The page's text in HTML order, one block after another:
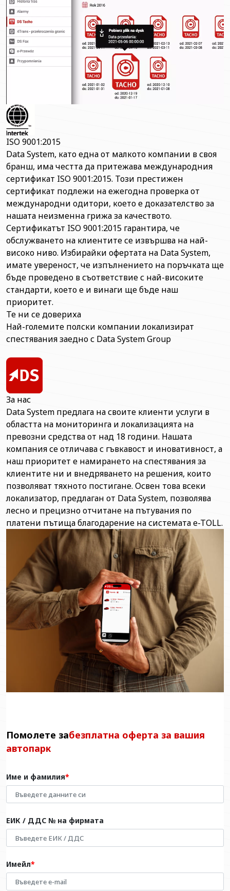
ISO 9001:2015
Data System, като една от малкото компании в своя
бранш, има честта да притежава международния
сертификат ISO 9001:2015. Този престижен
сертификат подлежи на ежегодна проверка от
международни одитори, което е доказателство за
нашата неизменна грижа за качеството.
Сертификатът ISO 9001:2015 гарантира, че
обслужването на клиентите се извършва на най-
високо ниво. Избирайки офертата на Data System,
имате увереност, че изпълнението на поръчката ще
бъде проведено в съответствие с най-високите
стандарти, което е и винаги ще бъде наш
приоритет.
Те ни се довериха
Най-големите полски компании локализират
спестявания заедно с Data System Group
За нас
Data System предлага на своите клиенти услуги в
областта на мониторинга и локализацията на
превозни средства от над 18 години. Нашата
компания се отличава с гъвкавост и иновативност, а
наш приоритет е намирането на спестявания за
клиентите ни и внедряването на решения, които
позволяват тяхното постигане. Освен това всеки
локализатор, предлаган от Data System, позволява
лесно и прецизно отчитане на пътувания по
платени пътища благодарение на системата e-TOLL.
Помолете забезплатна оферта за вашия
автопарк
Име и фамилия
ЕИК / ДДС № на фирмата
Имейл